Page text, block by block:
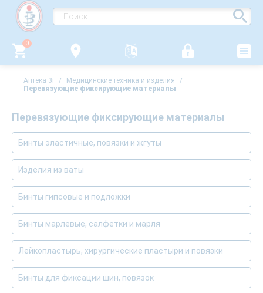
0
Аптека 3i / Медицинские техника и изделия
/
Перевязующие фиксирующие материалы
Перевязующие фиксирующие материалы
Бинты эластичные, повязки и жгуты
Изделия из ваты
Бинты гипсовые и подложки
Бинты марлевые, салфетки и марля
Лейкопластырь, хирургические пластыри и повязки
Бинты для фиксации шин, повязок